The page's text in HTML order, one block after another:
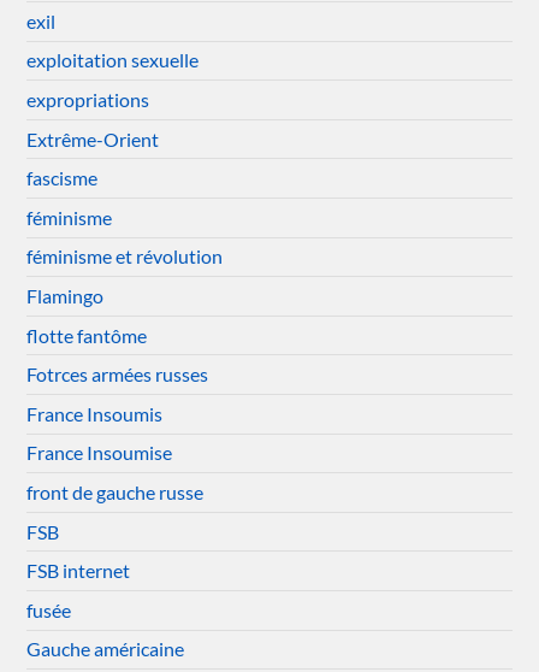
exil
exploitation sexuelle
expropriations
Extrême-Orient
fascisme
féminisme
féminisme et révolution
Flamingo
flotte fantôme
Fotrces armées russes
France Insoumis
France Insoumise
front de gauche russe
FSB
FSB internet
fusée
Gauche américaine